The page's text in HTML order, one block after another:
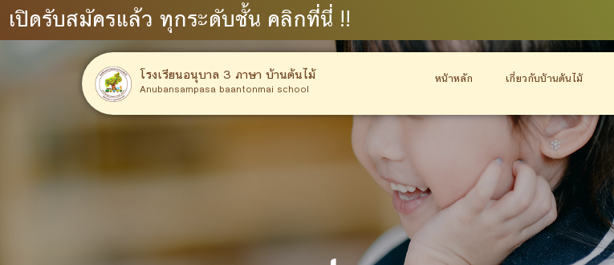
เปิดรับสมัครแล้ว ทุกระดับชั้น คลิกที่นี่ !!
โรงเรียนอนุบาล 3 ภาษา บ้านต้นไม้
Anubansampasa baantonmai school
หน้าหลัก เกี่ยวกับบ้านต้นไม้